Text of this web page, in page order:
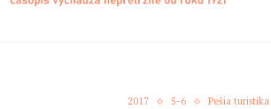
2017 5-6 Pešia turistika